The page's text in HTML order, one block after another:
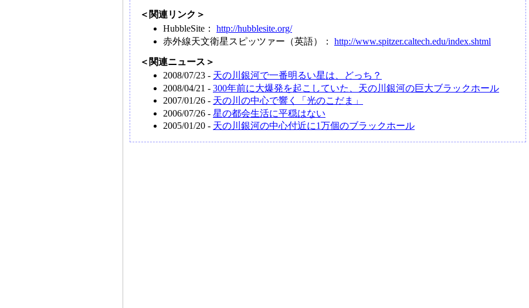
＜関連リンク＞
HubbleSite： http://hubblesite.org/
赤外線天文衛星スピッツァー（英語）： http://www.spitzer.caltech.edu/index.shtml
＜関連ニュース＞
2008/07/23 - 天の川銀河で一番明るい星は、どっち？
2008/04/21 - 300年前に大爆発を起こしていた、天の川銀河の巨大ブラックホール
2007/01/26 - 天の川の中心で響く「光のこだま」
2006/07/26 - 星の都会生活に平穏はない
2005/01/20 - 天の川銀河の中心付近に1万個のブラックホール